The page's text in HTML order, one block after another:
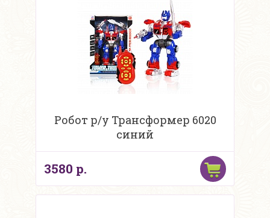
Робот р/у Трансформер 6020
синий
3580 р.